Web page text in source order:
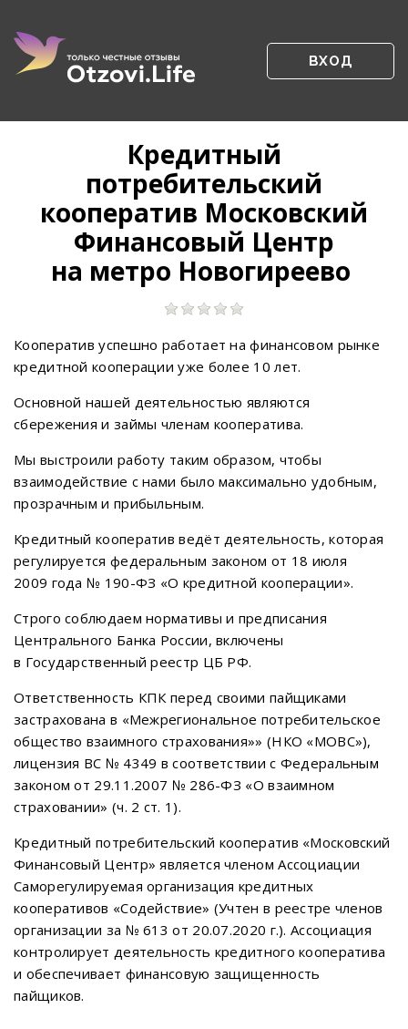
ВХОД
Кредитный
потребительский
кооператив Московский
Финансовый Центр
на метро Новогиреево
Кооператив успешно работает на финансовом рынке
кредитной кооперации уже более 10 лет.
Основной нашей деятельностью являются
сбережения и займы членам кооператива.
Мы выстроили работу таким образом, чтобы
взаимодействие с нами было максимально удобным,
прозрачным и прибыльным.
Кредитный кооператив ведёт деятельность, которая
регулируется федеральным законом от 18 июля
2009 года № 190-ФЗ «О кредитной кооперации».
Строго соблюдаем нормативы и предписания
Центрального Банка России, включены
в Государственный реестр ЦБ РФ.
Ответственность КПК перед своими пайщиками
застрахована в «Межрегиональное потребительское
общество взаимного страхования»» (НКО «МОВС»),
лицензия ВС № 4349 в соответствии с Федеральным
законом от 29.11.2007 № 286-ФЗ «О взаимном
страховании» (ч. 2 ст. 1).
Кредитный потребительский кооператив «Московский
Финансовый Центр» является членом Ассоциации
Саморегулируемая организация кредитных
кооперативов «Содействие» (Учтен в реестре членов
организации за № 613 от 20.07.2020 г.). Ассоциация
контролирует деятельность кредитного кооператива
и обеспечивает финансовую защищенность
пайщиков.